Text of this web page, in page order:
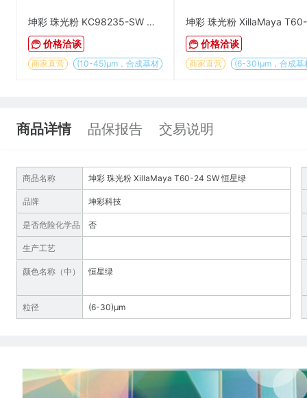
坤彩 珠光粉 KC98235-SW 汽车级绿鹦鹉
价格洽谈
商家直营 (10-45)µm，合成基材
价格洽谈
商家直营 (6-30)µm，合成基
商品详情 品保报告 交易说明
商品名称 坤彩 珠光粉 XillaMaya T60-24 SW 恒星绿
品牌 坤彩科技
是否危险化学品 否
生产工艺
颜色名称（中） 恒星绿
粒径 (6-30)µm